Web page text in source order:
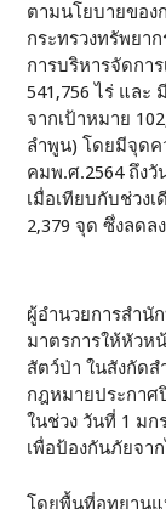
ตามนโยบายขอ
กระทรวงทรัพยา
การบริหารจัดการ
541,756 ไร่ และ
จากเป้าหมาย
ลำพูน) โดยมีจุดค
คมพ.ศ.2564 ถึงวั
เมื่อเทียบกับช่วง
2,379 จุด ซึ่งลดล
ผู้อำนวยการสำนั
มาตรการให้หัว
สัตว์ป่า ในสังกัด
กฎหมายประกา
ในช่วง วันที่ 1 มก
เพื่อป้องกันภัยจา
โดยพื้นที่อุทยานแ